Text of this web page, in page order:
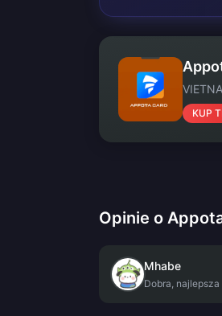
KUP
Opinie o
Mhabe
Dobra,